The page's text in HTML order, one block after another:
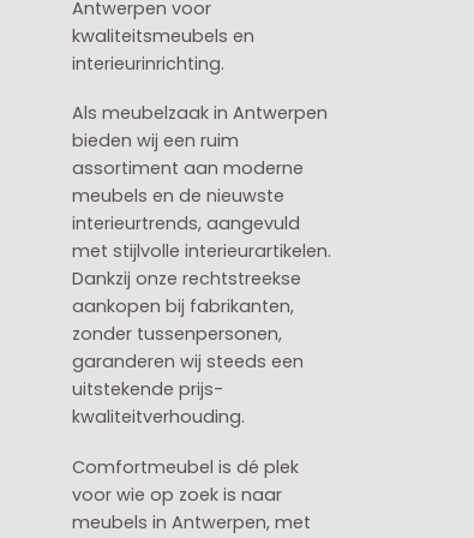
Antwerpen voor
kwaliteitsmeubels en
interieurinrichting.
Als meubelzaak in Antwerpen
bieden wij een ruim
assortiment aan moderne
meubels en de nieuwste
interieurtrends, aangevuld
met stijlvolle interieurartikelen.
Dankzij onze rechtstreekse
aankopen bij fabrikanten,
zonder tussenpersonen,
garanderen wij steeds een
uitstekende prijs-
kwaliteitverhouding.
Comfortmeubel is dé plek
voor wie op zoek is naar
meubels in Antwerpen, met